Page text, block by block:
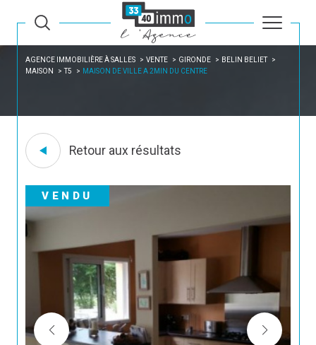
AGENCE IMMOBILIÈRE À SALLES VENTE GIRONDE
BELIN BELIET
MAISON
T5 MAISON DE VILLE A 2MIN DU CENTRE
Retour aux résultats
VENDU